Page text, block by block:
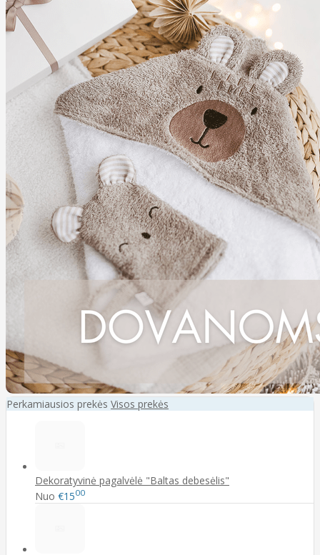
Perkamiausios prekės Visos prekės
Dekoratyvinė pagalvėlė "Baltas debesėlis"
Nuo €1500